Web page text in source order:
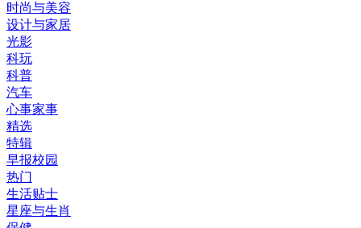
时尚与美容
设计与家居
光影
科玩
科普
汽车
心事家事
精选
特辑
早报校园
热门
生活贴士
星座与生肖